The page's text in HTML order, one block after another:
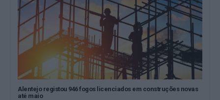
Alentejo registou 946 fogos licenciados em construções novas
até maio